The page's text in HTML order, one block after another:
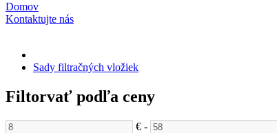
Domov
Kontaktujte nás
Sady filtračných vložiek
Filtorvať podľa ceny
€ -